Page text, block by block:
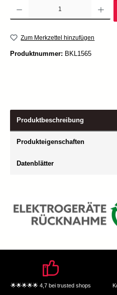
Produkt Anzahl: Gib den gewünschten Wert
Zum Merkzettel hinzufügen
Produktnummer: BKL1565
Produktbeschreibung
Produkteigenschaften
Datenblätter
🌟🌟🌟🌟🌟 4,7 bei trusted shops